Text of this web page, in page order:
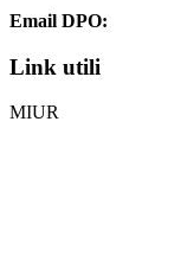
Email DPO:
Link utili
MIUR